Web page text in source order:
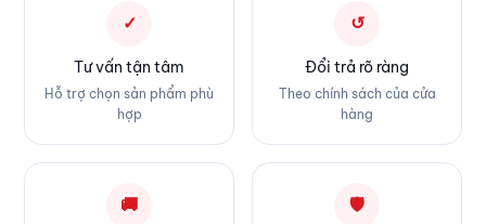
✓
Tư vấn tận tâm
Hỗ trợ chọn sản phẩm phù
hợp
↺
Đổi trả rõ ràng
Theo chính sách của cửa
hàng
🚚 🛡